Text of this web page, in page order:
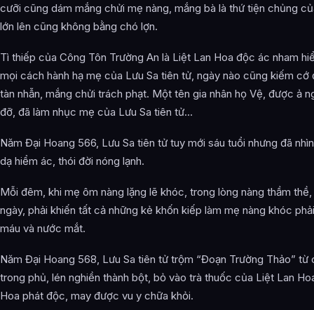
cưỡi cũng dám mắng chửi mẹ nàng, mắng bà là thứ tiện chủng
lớn lên cũng không bằng chó lợn.
Tì thiếp của Công Tôn Trường An là Liệt Lan Hoa độc ác nham
mọi cách hành hạ mẹ của Lưu Sa tiên tử, ngày nào cũng kiếm cớ
tàn nhẫn, mắng chửi trách phạt. Một tên gia nhân họ Vệ, được ả
đỡ, đã làm nhục mẹ của Lưu Sa tiên tử…
Năm Đại Hoang 566, Lưu Sa tiên tử tuy mới sáu tuổi nhưng đã
dạ hiểm ác, thói đời nóng lạnh.
Mỗi đêm, khi mẹ ôm nàng lặng lẽ khóc, trong lòng nàng thầm
ngày, phải khiến tất cả những kẻ khốn kiếp làm mẹ nàng khóc
máu và nước mắt.
Năm Đại Hoang 568, Lưu Sa tiên tử trộm “Đoạn Trường Thảo” từ
trong phủ, lén nghiền thành bột, bỏ vào trà thuốc của Liệt Lan
Hoa phát độc, may được vu y chữa khỏi.